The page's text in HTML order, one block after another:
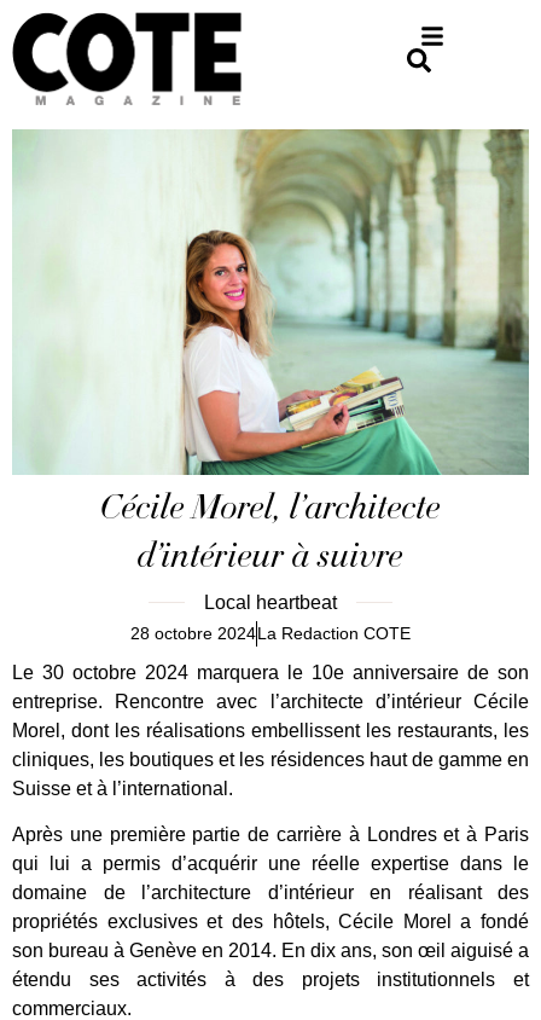
Cécile Morel, l’architecte
d’intérieur à suivre
Local heartbeat
28 octobre 2024La Redaction COTE
Le 30 octobre 2024 marquera le 10e anniversaire de son
entreprise. Rencontre avec l’architecte d’intérieur Cécile
Morel, dont les réalisations embellissent les restaurants, les
cliniques, les boutiques et les résidences haut de gamme en
Suisse et à l’international.
Après une première partie de carrière à Londres et à Paris
qui lui a permis d’acquérir une réelle expertise dans le
domaine de l’architecture d’intérieur en réalisant des
propriétés exclusives et des hôtels, Cécile Morel a fondé
son bureau à Genève en 2014. En dix ans, son œil aiguisé a
étendu ses activités à des projets institutionnels et
commerciaux.